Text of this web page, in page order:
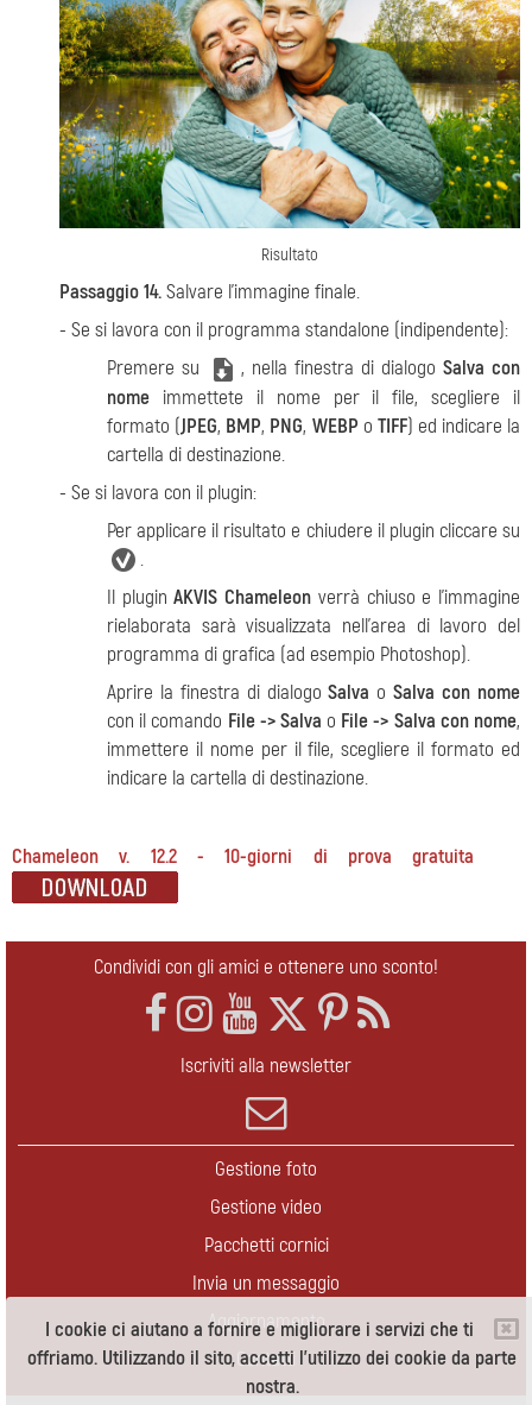
I cookie ci aiutano a fornire e migliorare i servizi che ti
offriamo. Utilizzando il sito, accetti l'utilizzo dei cookie da parte
nostra.
Risultato
Passaggio 14.Salvare l’immagine finale.
- Se si lavora con il programma standalone (indipendente):
Premere su
, nella finestra di dialogo Salva con
nome immettete il nome per il file, scegliere il
formato (JPEG, BMP, PNG, WEBP o TIFF) ed indicare la
cartella di destinazione.
- Se si lavora con il plugin:
Per applicare il risultato e chiudere il plugin cliccare su
.
Il pluginAKVIS Chameleon verrà chiuso e l'immagine
rielaborata sarà visualizzata nell'area di lavoro del
programma di grafica (ad esempio Photoshop).
Aprire la finestra di dialogoSalva oSalva con nome
con il comando File -> Salva o File -> Salva con nome,
immettere il nome per il file, scegliere il formato ed
indicare la cartella di destinazione.
Chameleon v. 12.2 - 10-giorni di prova gratuita
Condividi con gli amici e ottenere uno sconto!
Iscriviti alla newsletter
Gestione foto
Gestione video
Pacchetti cornici
Invia un messaggio
Aggiornamento
Contatti